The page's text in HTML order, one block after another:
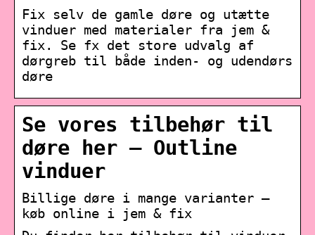
Fix selv de gamle døre og utætte
vinduer med materialer fra jem &
fix. Se fx det store udvalg af
dørgreb til både inden- og udendørs
døre
Se vores tilbehør til
døre her – Outline
vinduer
Billige døre i mange varianter –
køb online i jem & fix